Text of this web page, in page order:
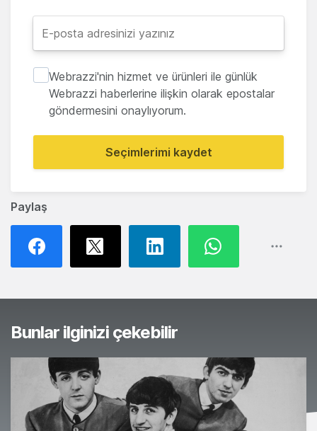
Paylaş
Webrazzi'nin hizmet ve ürünleri ile günlük
Webrazzi haberlerine ilişkin olarak epostalar
göndermesini onaylıyorum.
Seçimlerimi kaydet
Bunlar ilginizi çekebilir